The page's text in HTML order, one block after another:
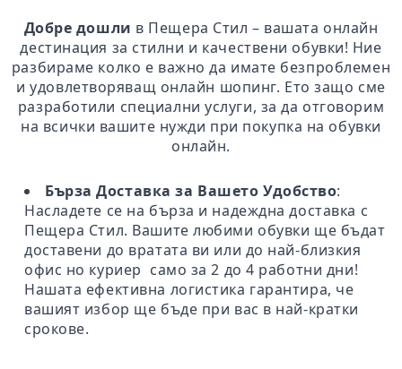
Добре дошли в Пещера Стил – вашата онлайн
дестинация за стилни и качествени обувки! Ние
разбираме колко е важно да имате безпроблемен
и удовлетворяващ онлайн шопинг. Ето защо сме
разработили специални услуги, за да отговорим
на всички вашите нужди при покупка на обувки
онлайн.
Бърза Доставка за Вашето Удобство:
Насладете се на бърза и надеждна доставка с
Пещера Стил. Вашите любими обувки ще бъдат
доставени до вратата ви или до най-близкия
офис но куриер само за 2 до 4 работни дни!
Нашата ефективна логистика гарантира, че
вашият избор ще бъде при вас в най-кратки
срокове.